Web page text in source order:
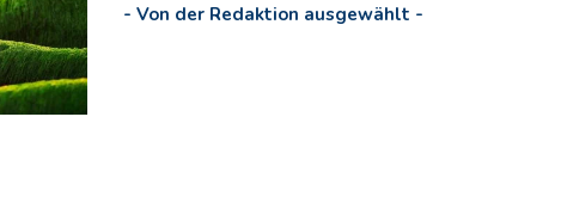
- Von der Redaktion ausgewählt -